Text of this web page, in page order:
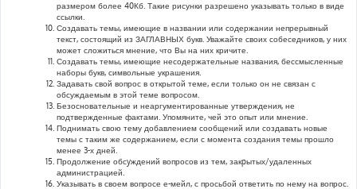
размером более 40Кб. Такие рисунки разрешено указывать только в виде
ссылки.
Создавать темы, имеющие в названии или содержании непрерывный
текст, состоящий из ЗАГЛАВНЫХ букв. Уважайте своих собеседников, у них
может сложиться мнение, что Вы на них кричите.
Создавать темы, имеющие несодержательные названия, бессмысленные
наборы букв, символьные украшения.
Задавать свой вопрос в открытой теме, если только он не связан с
обсуждаемым в этой теме вопросом.
Безосновательные и неаргументированные утверждения, не
подтвержденные фактами. Упомяните, чей это опыт или мнение.
Поднимать свою тему добавлением сообщений или создавать новые
темы с таким же содержанием, если с момента создания темы прошло
менее 3-х дней.
Продолжение обсyждений вопросов из тем, закpытых/удаленных
администрацией.
Указывать в своем вопросе е-мейл, с просьбой ответить по нему на вопрос.